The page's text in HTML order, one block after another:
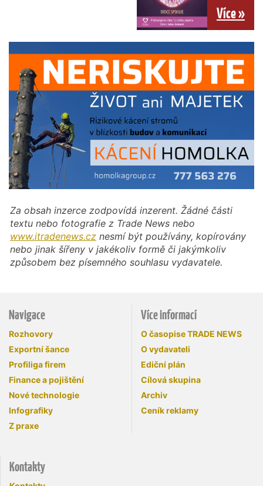
Více »
Za obsah inzerce zodpovídá inzerent. Žádné části
textu nebo fotografie z Trade News nebo
www.itradenews.cz nesmí být používány, kopírovány
nebo jinak šířeny v jakékoliv formě či jakýmkoliv
způsobem bez písemného souhlasu vydavatele.
Navigace
Rozhovory
Exportní šance
Profiliga firem
Finance a pojištění
Nové technologie
Infografiky
Z praxe
Více informací
O časopise TRADE NEWS
O vydavateli
Ediční plán
Cílová skupina
Archiv
Ceník reklamy
Kontakty